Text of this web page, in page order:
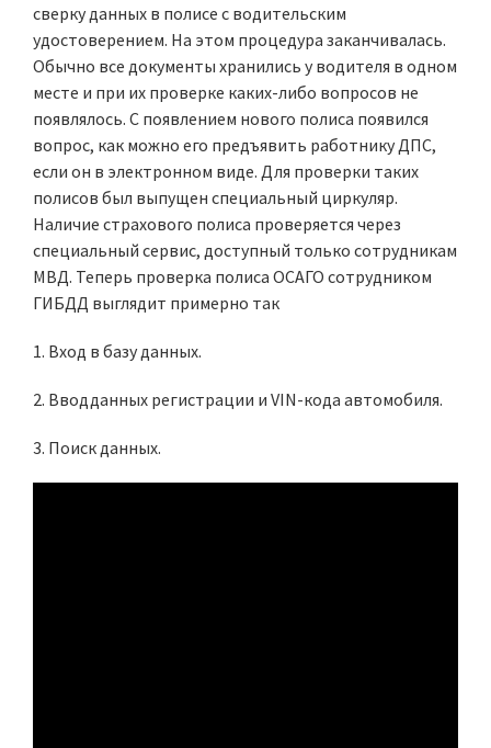
сверку данных в полисе с водительским
удостоверением. На этом процедура заканчивалась.
Обычно все документы хранились у водителя в одном
месте и при их проверке каких-либо вопросов не
появлялось. С появлением нового полиса появился
вопрос, как можно его предъявить работнику ДПС,
если он в электронном виде. Для проверки таких
полисов был выпущен специальный циркуляр.
Наличие страхового полиса проверяется через
специальный сервис, доступный только сотрудникам
МВД. Теперь проверка полиса ОСАГО сотрудником
ГИБДД выглядит примерно так
1. Вход в базу данных.
2. Вводданных регистрации и VIN-кода автомобиля.
3. Поиск данных.